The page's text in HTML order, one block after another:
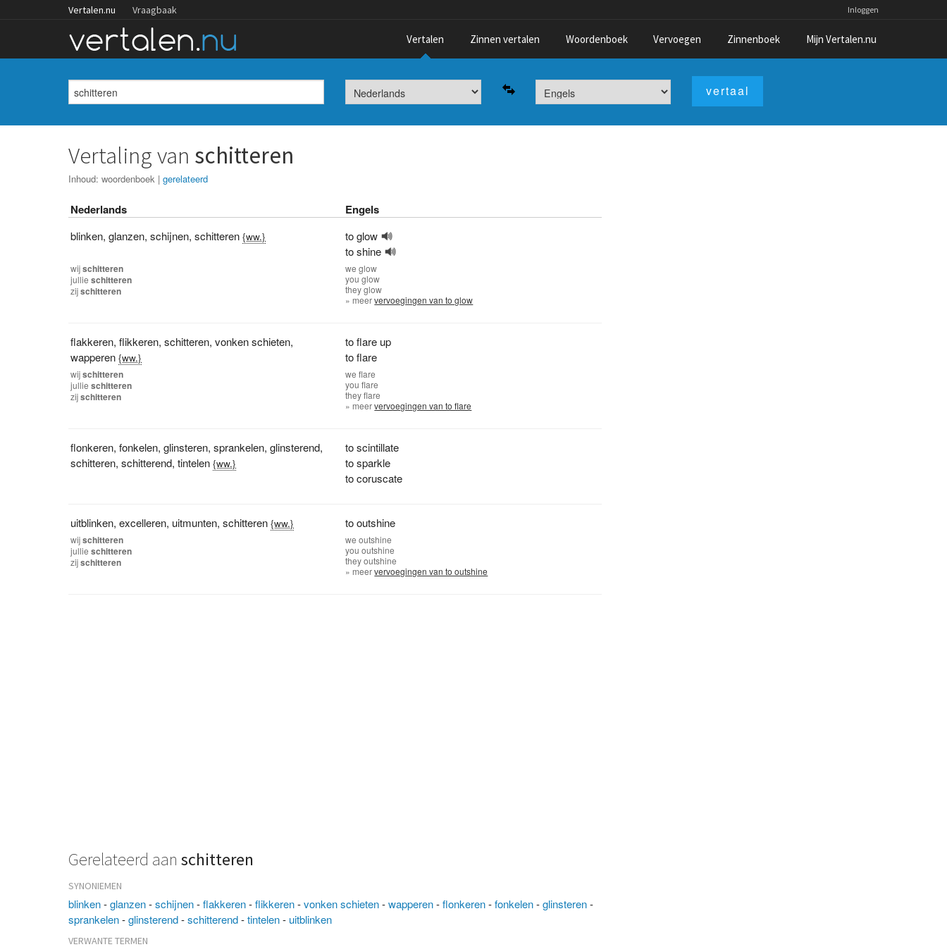
Vertalen.nu Vraagbaak Inloggen
Vertalen Zinnen vertalen Woordenboek Vervoegen Zinnenboek Mijn Vertalen.nu
Vertaling van schitteren
Inhoud:woordenboek |gerelateerd
Nederlands Engels
blinken,glanzen,schijnen,schitteren {ww.}
to glow
to shine
wijschitteren
jullieschitteren
zijschitteren
weglow
youglow
theyglow
» meervervoegingen van to glow
flakkeren,flikkeren,schitteren,vonken schieten,
wapperen {ww.}
to flare up
to flare
wijschitteren
jullieschitteren
zijschitteren
weflare
youflare
theyflare
» meervervoegingen van to flare
flonkeren,fonkelen,glinsteren,sprankelen,glinsterend,
schitteren,schitterend,tintelen {ww.}
to scintillate
to sparkle
to coruscate
uitblinken,excelleren, uitmunten,schitteren {ww.} to outshine
wijschitteren
jullieschitteren
zijschitteren
weoutshine
yououtshine
theyoutshine
» meervervoegingen van to outshine
Gerelateerd aanschitteren
SYNONIEMEN
blinken-glanzen-schijnen-flakkeren-flikkeren-vonken schieten-wapperen-flonkeren-fonkelen-glinsteren-
sprankelen-glinsterend-schitterend-tintelen- uitblinken
VERWANTE TERMEN